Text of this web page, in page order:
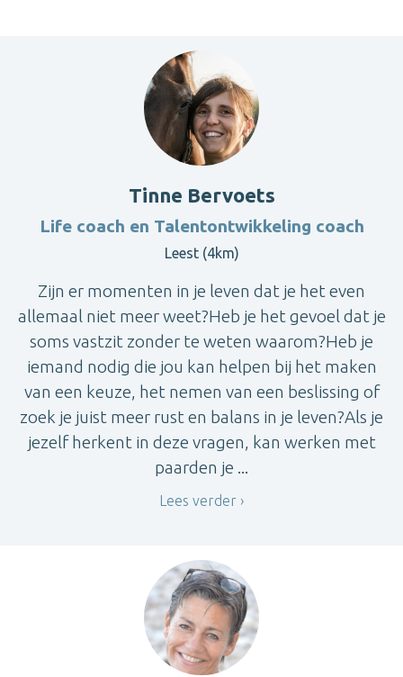
Tinne Bervoets
Life coach en Talentontwikkeling coach
Leest (4km)
Zijn er momenten in je leven dat je het even
allemaal niet meer weet?Heb je het gevoel dat je
soms vastzit zonder te weten waarom?Heb je
iemand nodig die jou kan helpen bij het maken
van een keuze, het nemen van een beslissing of
zoek je juist meer rust en balans in je leven?Als je
jezelf herkent in deze vragen, kan werken met
paarden je ...
Lees verder